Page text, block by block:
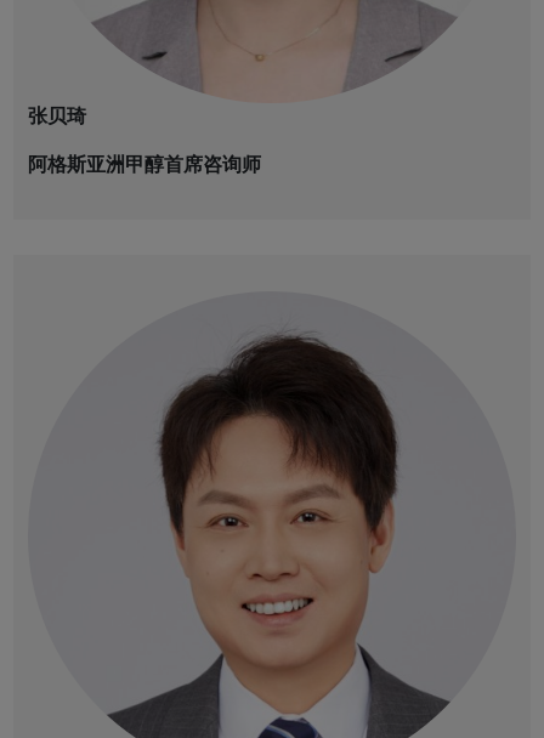
张贝琦
阿格斯亚洲甲醇首席咨询师